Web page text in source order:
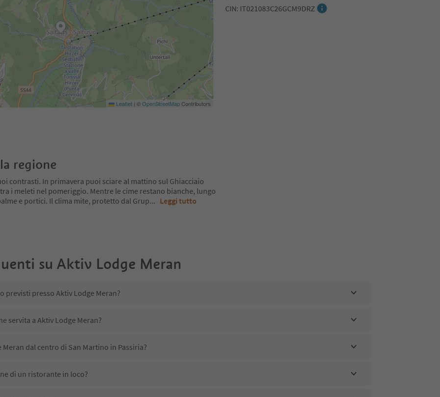
CIN: IT021083C26GCM9DRZ
Leaflet | ©OpenStreetMapContributors
regione
contrasti. In primavera puoi sciare al mattino sul Ghiacciaio
i meleti nel pomeriggio. Mentre le cime restano bianche, lungo
e portici. Il clima mite, protetto dal Grup... Leggi tutto
su Aktiv Lodge Meran
previsti presso Aktiv Lodge Meran?
servita a Aktiv Lodge Meran?
dal centro di San Martino in Passiria?
di un ristorante in loco?